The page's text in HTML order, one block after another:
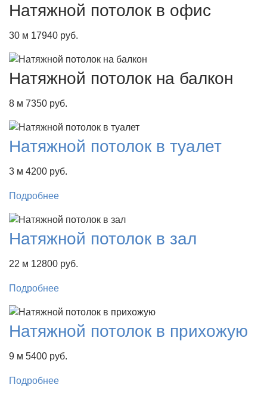
Натяжной потолок в офис
30 м 17940 руб.
Натяжной потолок на балкон
8 м 7350 руб.
Натяжной потолок в туалет
3 м 4200 руб.
Подробнее
Натяжной потолок в зал
22 м 12800 руб.
Подробнее
Натяжной потолок в прихожую
9 м 5400 руб.
Подробнее